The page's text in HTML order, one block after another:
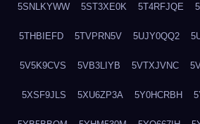
5SNLKYWW 5ST3XE0K 5T4RFJQE
5THBIEFD 5TVPRN5V 5UJY0QQ2
5V5K9CVS 5VB3LIYB 5VTXJVNC
5XSF9JLS 5XU6ZP3A 5Y0HCRBH